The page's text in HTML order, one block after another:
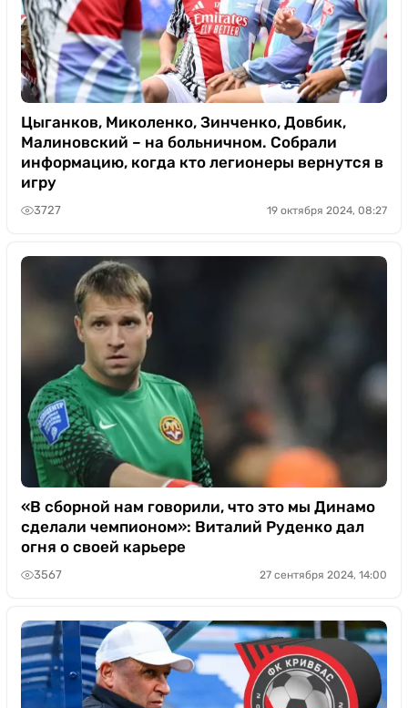
Цыганков, Миколенко, Зинченко, Довбик,
Малиновский – на больничном. Собрали
информацию, когда кто легионеры вернутся в
игру
3727 19 октября 2024, 08:27
«В сборной нам говорили, что это мы Динамо
сделали чемпионом»: Виталий Руденко дал
огня о своей карьере
3567 27 сентября 2024, 14:00